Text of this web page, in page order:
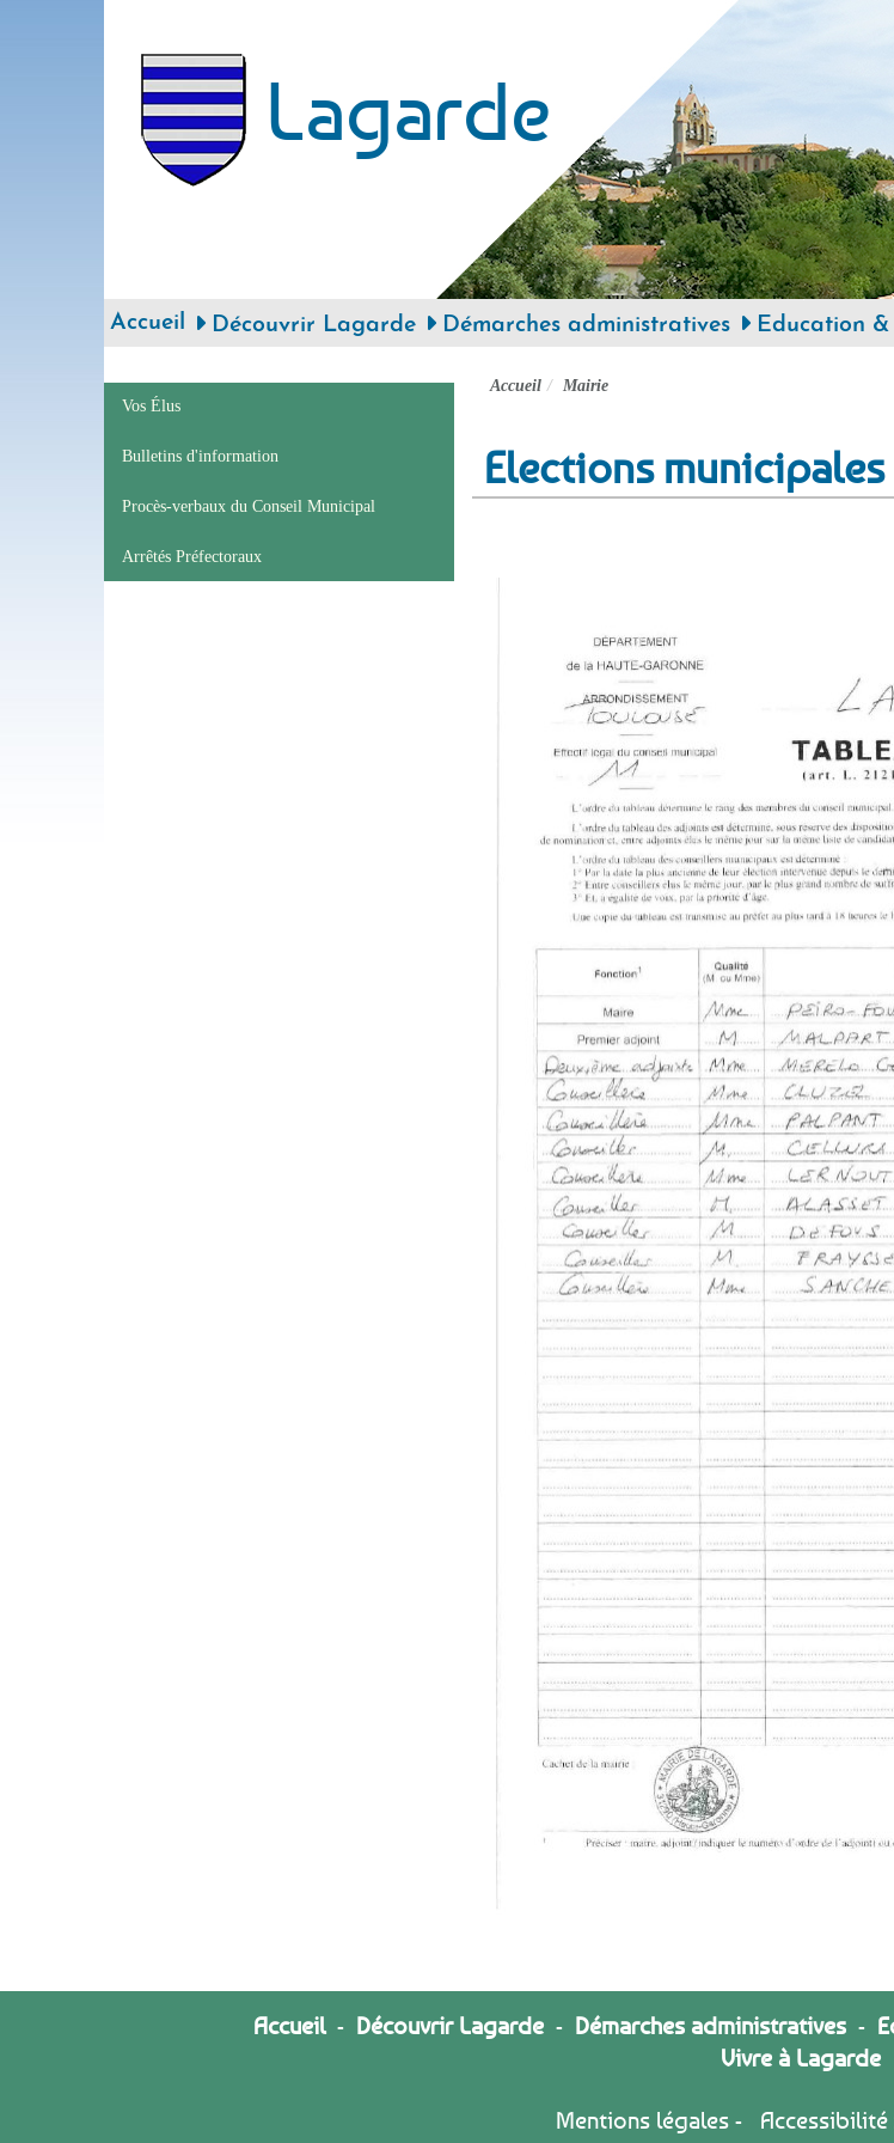
Lagarde
Accueil Découvrir Lagarde Démarches administratives Education &
Accueil Mairie
Elections municipales
Vos Élus
Bulletins d'information
Procès-verbaux du Conseil Municipal
Arrêtés Préfectoraux
Accueil - Découvrir Lagarde - Démarches administratives -
Vivre à Lagarde
Mentions légales - Accessibilité